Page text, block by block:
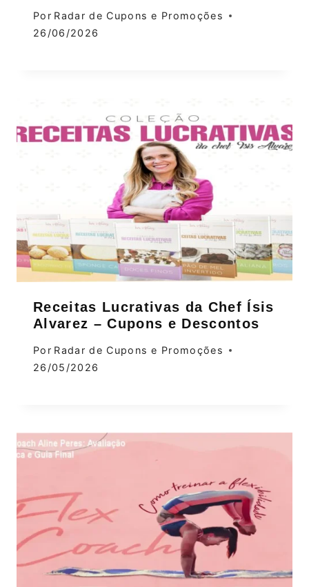
Por Radar de Cupons e Promoções
26/06/2026
Receitas Lucrativas da Chef Ísis
Alvarez – Cupons e Descontos
Por Radar de Cupons e Promoções
26/05/2026